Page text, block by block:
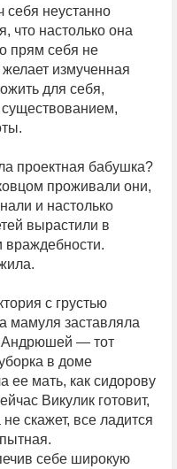
себя неустанно
что настолько она
прям себя не
измученная
для себя,
проектная бабушка?
проживали они,
и настолько
вырастили в
враждебности.
с грустью
мамуля заставляла
Андрюшей — тот
в доме
ее мать, как сидорову
Викулик готовит,
скажет, все ладится
себе широкую